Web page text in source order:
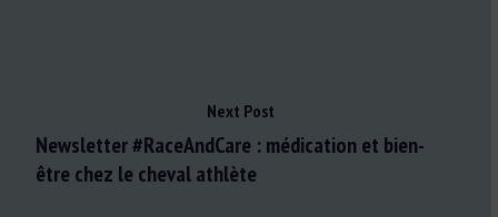
Next Post
Newsletter #RaceAndCare : médication et bien-
être chez le cheval athlète